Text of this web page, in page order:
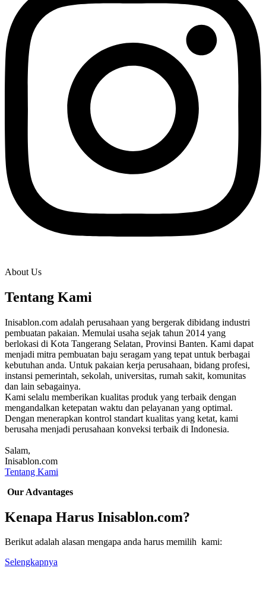
About Us
Tentang Kami
Inisablon.com adalah perusahaan yang bergerak dibidang industri
pembuatan pakaian. Memulai usaha sejak tahun 2014 yang
berlokasi di Kota Tangerang Selatan, Provinsi Banten. Kami dapat
menjadi mitra pembuatan baju seragam yang tepat untuk berbagai
kebutuhan anda. Untuk pakaian kerja perusahaan, bidang profesi,
instansi pemerintah, sekolah, universitas, rumah sakit, komunitas
dan lain sebagainya.
Kami selalu memberikan kualitas produk yang terbaik dengan
mengandalkan ketepatan waktu dan pelayanan yang optimal.
Dengan menerapkan kontrol standart kualitas yang ketat, kami
berusaha menjadi perusahaan konveksi terbaik di Indonesia.
Salam,
Inisablon.com
Tentang Kami
Our Advantages
Kenapa Harus Inisablon.com?
Berikut adalah alasan mengapa anda harus memilih kami:
Selengkapnya